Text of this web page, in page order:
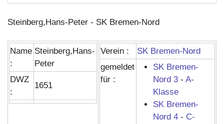
Steinberg,Hans-Peter - SK Bremen-Nord
Name
:
Steinberg,Hans-
Peter
DWZ
:
1651
Verein :
SK Bremen-Nord
gemeldet
für :
SK Bremen-
Nord 3 -A-
Klasse
SK Bremen-
Nord 4 - C-